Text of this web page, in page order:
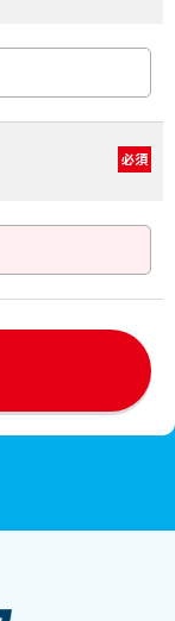
必須